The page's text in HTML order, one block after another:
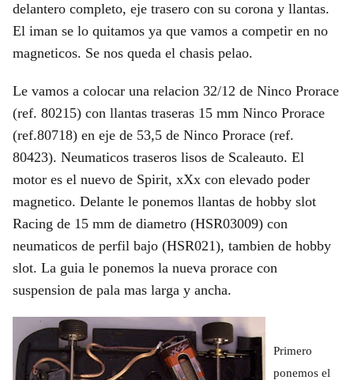
delantero completo, eje trasero con su corona y llantas.
El iman se lo quitamos ya que vamos a competir en no
magneticos. Se nos queda el chasis pelao.
Le vamos a colocar una relacion 32/12 de Ninco Prorace
(ref. 80215) con llantas traseras 15 mm Ninco Prorace
(ref.80718) en eje de 53,5 de Ninco Prorace (ref.
80423). Neumaticos traseros lisos de Scaleauto. El
motor es el nuevo de Spirit, xXx con elevado poder
magnetico. Delante le ponemos llantas de hobby slot
Racing de 15 mm de diametro (HSR03009) con
neumaticos de perfil bajo (HSR021), tambien de hobby
slot. La guia le ponemos la nueva prorace con
suspension de pala mas larga y ancha.
Primero
ponemos el